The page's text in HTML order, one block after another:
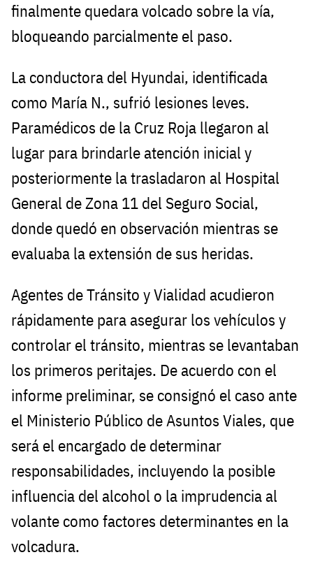
finalmente quedara volcado sobre la vía,
bloqueando parcialmente el paso.
La conductora del Hyundai, identificada
como María N., sufrió lesiones leves.
Paramédicos de la Cruz Roja llegaron al
lugar para brindarle atención inicial y
posteriormente la trasladaron al Hospital
General de Zona 11 del Seguro Social,
donde quedó en observación mientras se
evaluaba la extensión de sus heridas.
Agentes de Tránsito y Vialidad acudieron
rápidamente para asegurar los vehículos y
controlar el tránsito, mientras se levantaban
los primeros peritajes. De acuerdo con el
informe preliminar, se consignó el caso ante
el Ministerio Público de Asuntos Viales, que
será el encargado de determinar
responsabilidades, incluyendo la posible
influencia del alcohol o la imprudencia al
volante como factores determinantes en la
volcadura.